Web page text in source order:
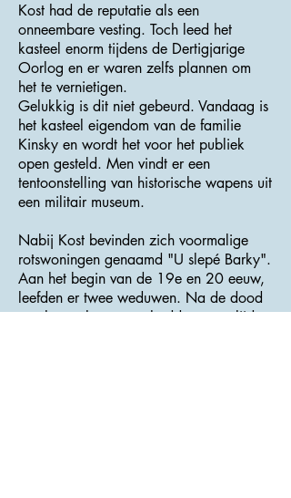
Kost had de reputatie als een
onneembare vesting. Toch leed het
kasteel enorm tijdens de Dertigjarige
Oorlog en er waren zelfs plannen om
het te vernietigen.
Gelukkig is dit niet gebeurd. Vandaag is
het kasteel eigendom van de familie
Kinsky en wordt het voor het publiek
open gesteld. Men vindt er een
tentoonstelling van historische wapens uit
een militair museum.
Nabij Kost bevinden zich voormalige
rotswoningen genaamd "U slepé Barky".
Aan het begin van de 19e en 20 eeuw,
leefden er twee weduwen. Na de dood
van hun echtgenoten hadden ze te lijden